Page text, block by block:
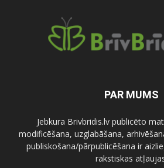
PAR MUMS
Jebkura Brivbridis.lv publicēto
modificēšana, uzglabāšana,
publiskošana/pārpublicēšana ir
rakstiskas